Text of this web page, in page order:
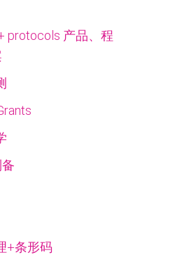
protocols 产品、程
+条形码